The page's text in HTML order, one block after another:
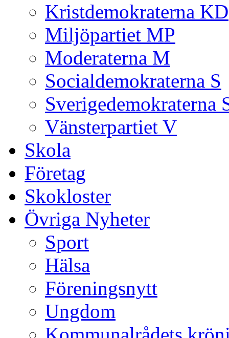
Kristdemokraterna KD
Miljöpartiet MP
Moderaterna M
Socialdemokraterna S
Sverigedemokraterna
Vänsterpartiet V
Skola
Företag
Skokloster
Övriga Nyheter
Sport
Hälsa
Föreningsnytt
Ungdom